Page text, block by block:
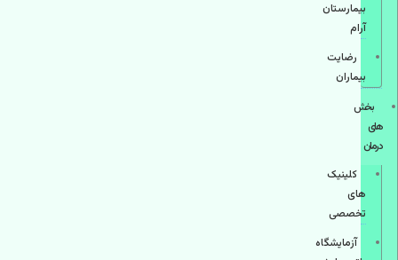
بیمارستان
آرام
رضایت
بیماران
بخش
های
درمان
کلینیک
های
تخصصی
آزمایشگاه